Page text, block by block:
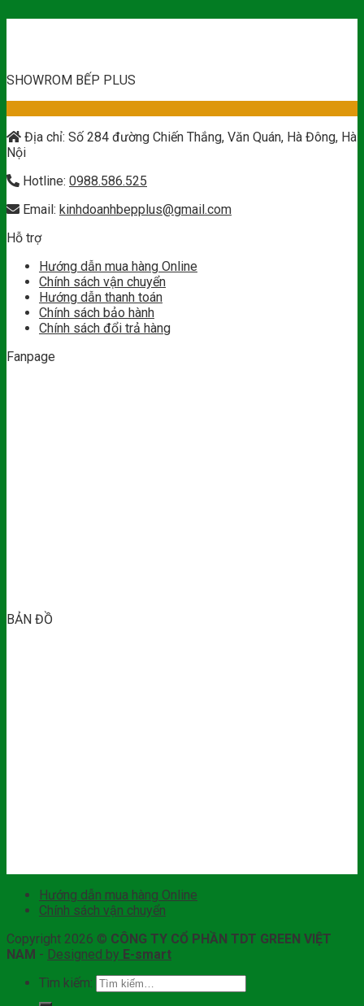
SHOWROM BẾP PLUS
Địa chỉ: Số 284 đường Chiến Thắng, Văn Quán, Hà Đông, Hà
Nội
Hotline: 0988.586.525
Email: kinhdoanhbepplus@gmail.com
Hỗ trợ
Hướng dẫn mua hàng Online
Chính sách vận chuyển
Hướng dẫn thanh toán
Chính sách bảo hành
Chính sách đổi trả hàng
Fanpage
BẢN ĐỒ
Hướng dẫn mua hàng Online
Chính sách vận chuyển
Copyright 2026 © CÔNG TY CỔ PHẦN TDT GREEN VIỆT
NAM - Designed by E-smart
Tìm kiếm: